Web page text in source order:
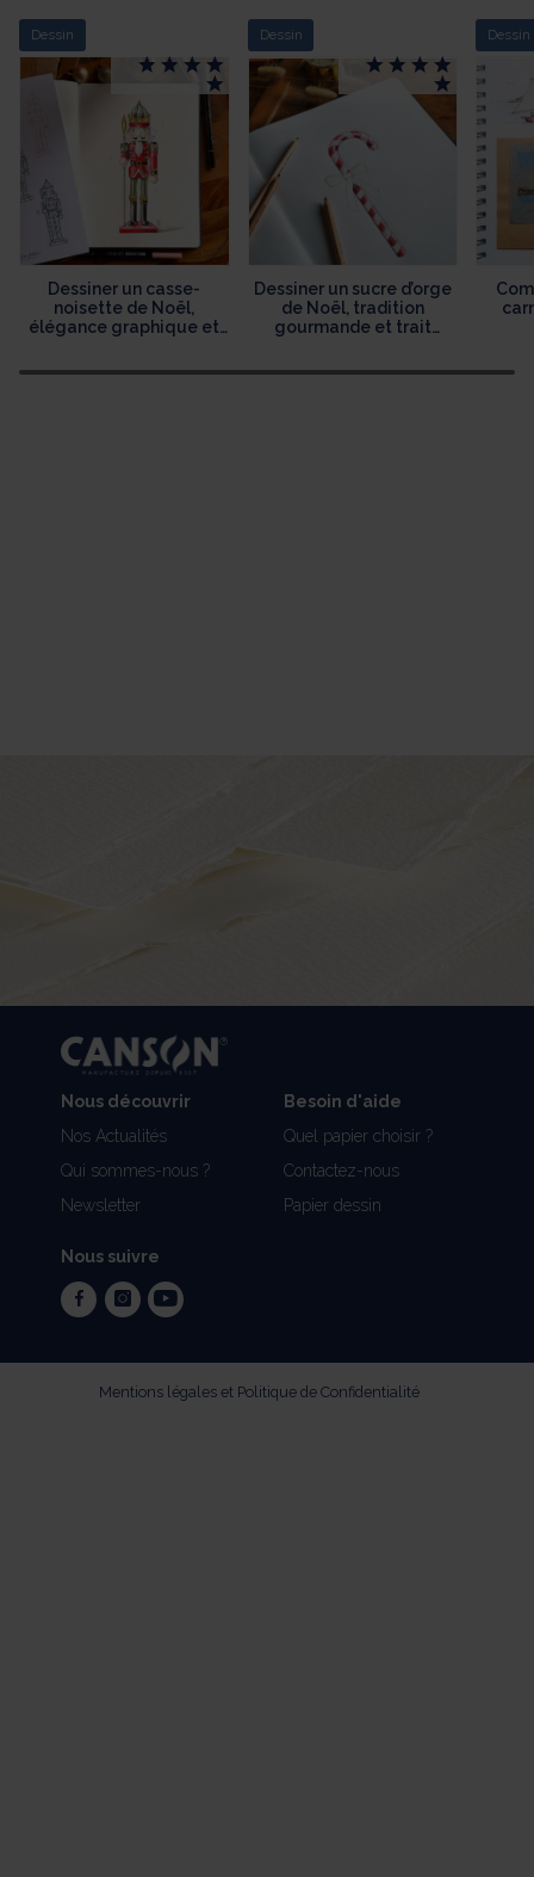
Dessin
Dessiner un casse-
noisette de Noël,
élégance graphique et
Dessin
Dessiner un sucre d’orge
de Noël, tradition
gourmande et trait
Dessin
Nous découvrir
Nos Actualités
Qui sommes-nous ?
Newsletter
Besoin d'aide
Quel papier choisir ?
Contactez-nous
Papier dessin
Nous suivre
facebookinstagram
youtube
Mentions légales et Politique de Confidentialité